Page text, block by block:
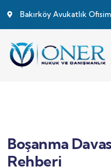
Bakırköy Avukatlık
Boşanma
Rehberi